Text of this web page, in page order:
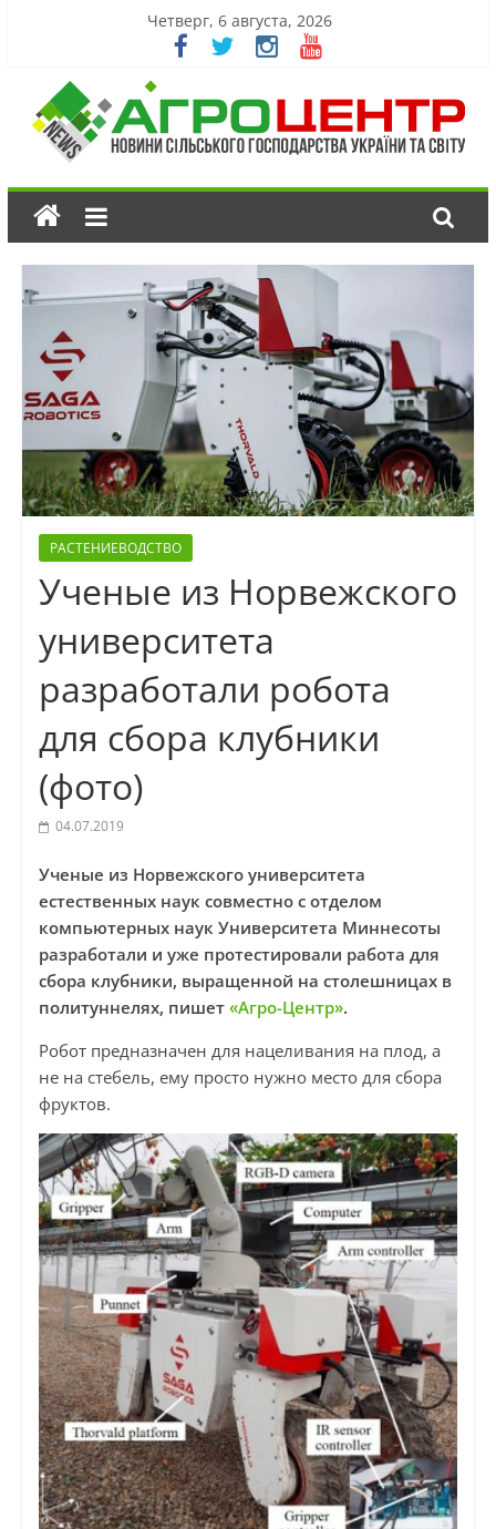
Четверг, 6 августа, 2026
РАСТЕНИЕВОДСТВО
Ученые из Норвежского
университета
разработали робота
для сбора клубники
(фото)
04.07.2019
Ученые из Норвежского университета
естественных наук совместно с отделом
компьютерных наук Университета Миннесоты
разработали и уже протестировали работа для
сбора клубники, выращенной на столешницах в
политуннелях, пишет «Агро-Центр».
Робот предназначен для нацеливания на плод, а
не на стебель, ему просто нужно место для сбора
фруктов.